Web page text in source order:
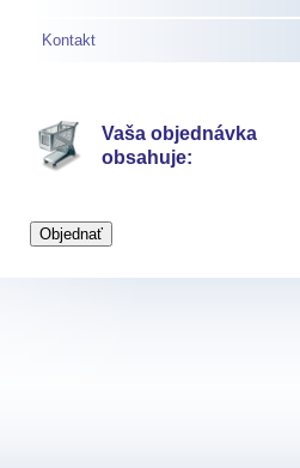
Kontakt
Vaša objednávka
obsahuje: